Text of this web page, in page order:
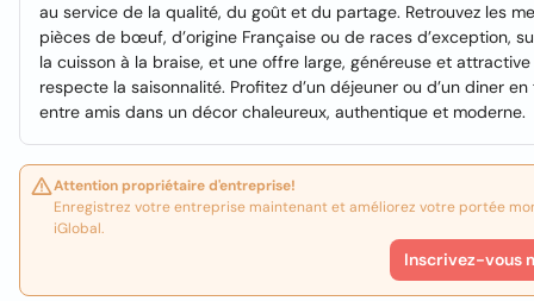
au service de la qualité, du goût et du partage. Retrouvez les
pièces de bœuf, d’origine Française ou de races d’exception,
la cuisson à la braise, et une offre large, généreuse et
respecte la saisonnalité. Profitez d’un déjeuner ou d’un diner
entre amis dans un décor chaleureux, authentique et moderne.
Attention propriétaire d'entreprise!
Enregistrez votre entreprise maintenant et améliorez votre portée
iGlobal.
Inscrivez-vous